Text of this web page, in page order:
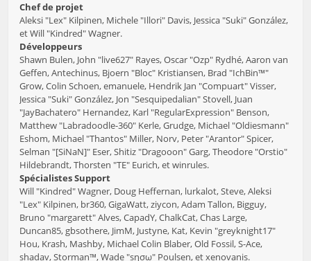
Chef de projet
Aleksi "Lex" Kilpinen, Michele "Illori" Davis, Jessica "Suki" González,
et Will "Kindred" Wagner.
Développeurs
Shawn Bulen, John "live627" Rayes, Oscar "Ozp" Rydhé, Aaron van
Geffen, Antechinus, Bjoern "Bloc" Kristiansen, Brad "IchBin™"
Grow, Colin Schoen, emanuele, Hendrik Jan "Compuart" Visser,
Jessica "Suki" González, Jon "Sesquipedalian" Stovell, Juan
"JayBachatero" Hernandez, Karl "RegularExpression" Benson,
Matthew "Labradoodle-360" Kerle, Grudge, Michael "Oldiesmann"
Eshom, Michael "Thantos" Miller, Norv, Peter "Arantor" Spicer,
Selman "[SiNaN]" Eser, Shitiz "Dragooon" Garg, Theodore "Orstio"
Hildebrandt, Thorsten "TE" Eurich, et winrules.
Spécialistes Support
Will "Kindred" Wagner, Doug Heffernan, lurkalot, Steve, Aleksi
"Lex" Kilpinen, br360, GigaWatt, ziycon, Adam Tallon, Bigguy,
Bruno "margarett" Alves, CapadY, ChalkCat, Chas Large,
Duncan85, gbsothere, JimM, Justyne, Kat, Kevin "greyknight17"
Hou, Krash, Mashby, Michael Colin Blaber, Old Fossil, S-Ace,
shadav, Storman™, Wade "sησω" Poulsen, et xenovanis.